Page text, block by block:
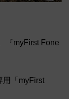
『myFirst Fone
用「myFirst